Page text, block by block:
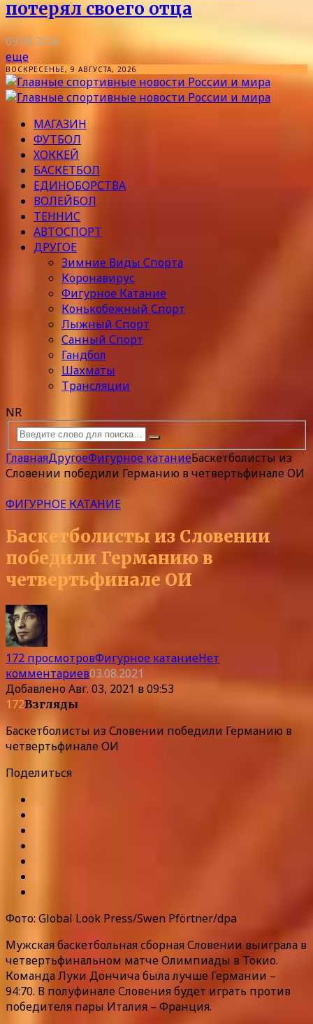
потерял своего отца
09.08.2026
еще
ВОСКРЕСЕНЬЕ, 9 АВГУСТА, 2026
МАГАЗИН
ФУТБОЛ
ХОККЕЙ
БАСКЕТБОЛ
ЕДИНОБОРСТВА
ВОЛЕЙБОЛ
ТЕННИС
АВТОСПОРТ
ДРУГОЕ
Зимние Виды Спорта
Коронавирус
Фигурное Катание
Конькобежный Спорт
Лыжный Спорт
Санный Спорт
Гандбол
Шахматы
Трансляции
NR
ГлавнаяДругоеФигурное катаниеБаскетболисты из
Словении победили Германию в четвертьфинале ОИ
ФИГУРНОЕ КАТАНИЕ
Баскетболисты из Словении
победили Германию в
четвертьфинале ОИ
172 просмотровФигурное катаниеНет
комментариев03.08.2021
ДобавленоАвг. 03, 2021 в 09:53
172Взгляды
Баскетболисты из Словении победили Германию в
четвертьфинале ОИ
Поделиться
Фото: Global Look Press/Swen Pförtner/dpa
Мужская баскетбольная сборная Словении выиграла в
четвертьфинальном матче Олимпиады в Токио.
Команда Луки Дончича была лучше Германии –
94:70. В полуфинале Словения будет играть против
победителя пары Италия – Франция.